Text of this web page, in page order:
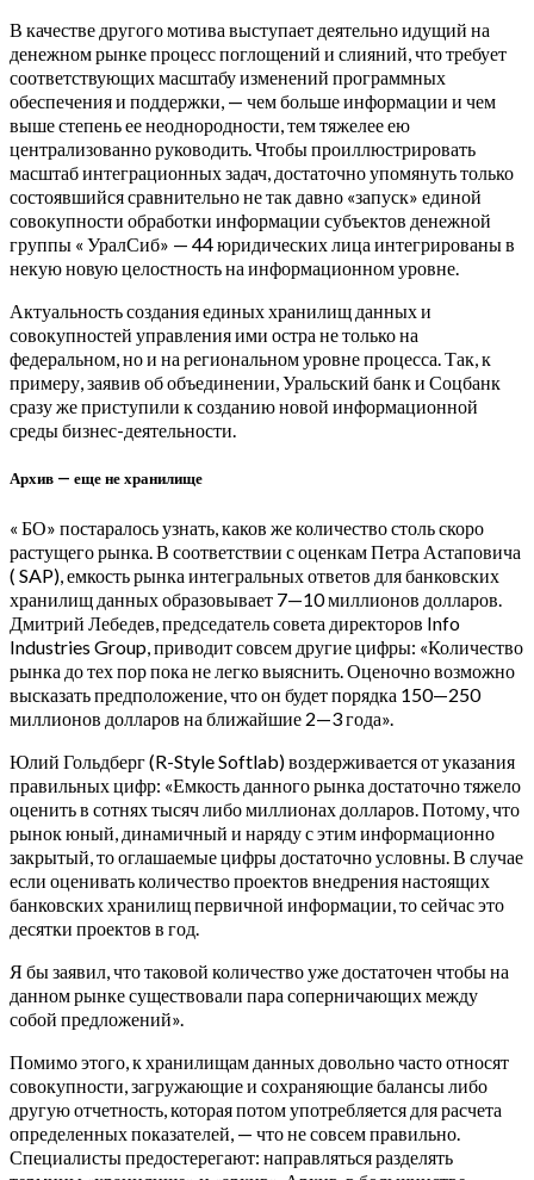
В качестве другого мотива выступает деятельно идущий на
денежном рынке процесс поглощений и слияний, что требует
соответствующих масштабу изменений программных
обеспечения и поддержки, — чем больше информации и чем
выше степень ее неоднородности, тем тяжелее ею
централизованно руководить. Чтобы проиллюстрировать
масштаб интеграционных задач, достаточно упомянуть только
состоявшийся сравнительно не так давно «запуск» единой
совокупности обработки информации субъектов денежной
группы « УралСиб» — 44 юридических лица интегрированы в
некую новую целостность на информационном уровне.
Актуальность создания единых хранилищ данных и
совокупностей управления ими остра не только на
федеральном, но и на региональном уровне процесса. Так, к
примеру, заявив об объединении, Уральский банк и Соцбанк
сразу же приступили к созданию новой информационной
среды бизнес-деятельности.
Архив — еще не хранилище
« БО» постаралось узнать, каков же количество столь скоро
растущего рынка. В соответствии с оценкам Петра Астаповича
( SAP), емкость рынка интегральных ответов для банковских
хранилищ данных образовывает 7—10 миллионов долларов.
Дмитрий Лебедев, председатель совета директоров Info
Industries Group, приводит совсем другие цифры: «Количество
рынка до тех пор пока не легко выяснить. Оценочно возможно
высказать предположение, что он будет порядка 150—250
миллионов долларов на ближайшие 2—3 года».
Юлий Гольдберг (R-Style Softlab) воздерживается от указания
правильных цифр: «Емкость данного рынка достаточно тяжело
оценить в сотнях тысяч либо миллионах долларов. Потому, что
рынок юный, динамичный и наряду с этим информационно
закрытый, то оглашаемые цифры достаточно условны. В случае
если оценивать количество проектов внедрения настоящих
банковских хранилищ первичной информации, то сейчас это
десятки проектов в год.
Я бы заявил, что таковой количество уже достаточен чтобы на
данном рынке существовали пара соперничающих между
собой предложений».
Помимо этого, к хранилищам данных довольно часто относят
совокупности, загружающие и сохраняющие балансы либо
другую отчетность, которая потом употребляется для расчета
определенных показателей, — что не совсем правильно.
Специалисты предостерегают: направляться разделять